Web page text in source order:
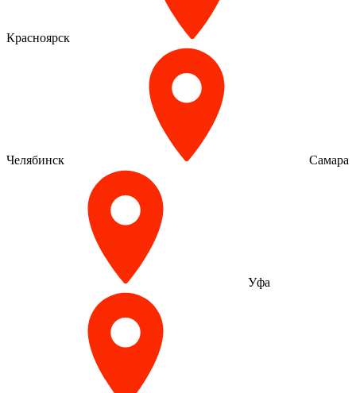
Красноярск
Челябинск Самара
Уфа